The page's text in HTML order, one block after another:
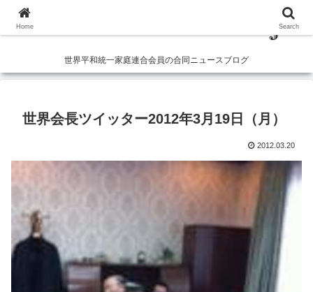
世界平和統一家庭連合会員の合同ニュースブログ
世界会長ツイッター2012年3月19日（月）
2012.03.20
Home Search